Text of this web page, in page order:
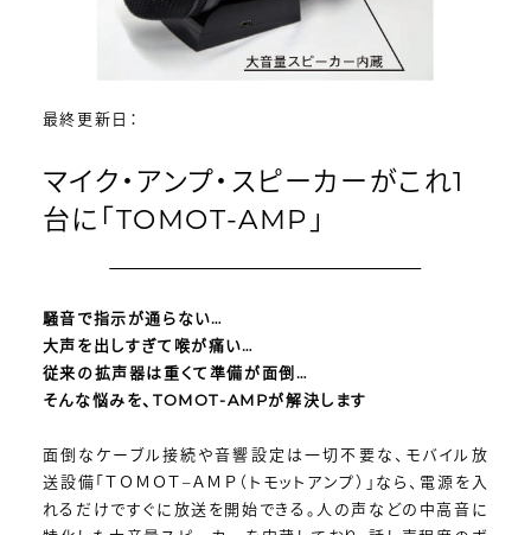
最終更新日：
マイク・アンプ・スピーカーがこれ1
台に「TOMOT-AMP」
騒音で指示が通らない…
大声を出しすぎて喉が痛い…
従来の拡声器は重くて準備が面倒…
そんな悩みを、TOMOT-AMPが解決します
面倒なケーブル接続や音響設定は一切不要な、モバイル放
送設備「ＴＯＭＯＴ–ＡＭＰ（トモットアンプ）」なら、電源を入
れるだけですぐに放送を開始できる。人の声などの中高音に